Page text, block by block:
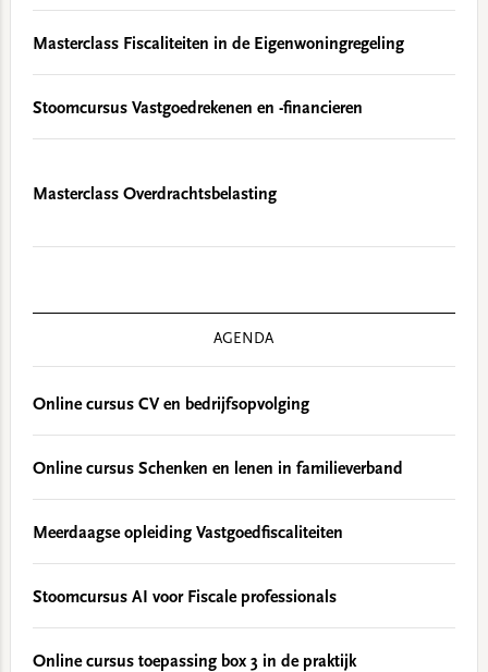
Masterclass Fiscaliteiten in de Eigenwoningregeling
Stoomcursus Vastgoedrekenen en -financieren
Masterclass Overdrachtsbelasting
AGENDA
Online cursus CV en bedrijfsopvolging
Online cursus Schenken en lenen in familieverband
Meerdaagse opleiding Vastgoedfiscaliteiten
Stoomcursus AI voor Fiscale professionals
Online cursus toepassing box 3 in de praktijk